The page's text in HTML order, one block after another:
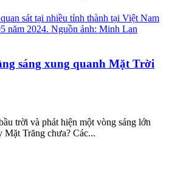
sáng xung quanh Mặt Trời
trời và phát hiện một vòng sáng lớn
Trăng chưa? Các...